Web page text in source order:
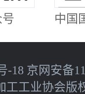
中国
-18 京网安备
工工业协会版